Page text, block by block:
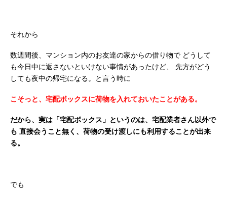
それから
数週間後、マンション内のお友達の家からの借り物で どうして
も今日中に返さないといけない事情があったけど、
先方がどう
しても夜中の帰宅になる。と言う時に
こそっと、宅配ボックスに荷物を入れておいたことがある。
だから、実は「宅配ボックス」というのは、宅配業者さん以外で
も 直接会うこと無く、荷物の受け渡しにも利用することが出来
る。
でも